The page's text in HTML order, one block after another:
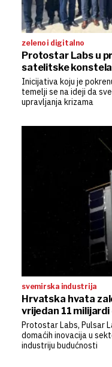
zeleno i digitalno
Protostar Labs u
satelitske
Inicijativa koju je
temelji se na ideji da
upravljanja krizama
svemirska industrija
Hrvatska hvata
vrijedan 11 milijardi
Protostar Labs, Pulsar
domaćih inovacija u
industriju budućnosti